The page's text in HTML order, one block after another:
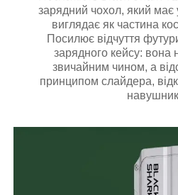
зарядний чохол, який має
виглядає як частина
Посилює відчуття
зарядного кейсу: вона
звичайним чином, а
принципом слайдера,